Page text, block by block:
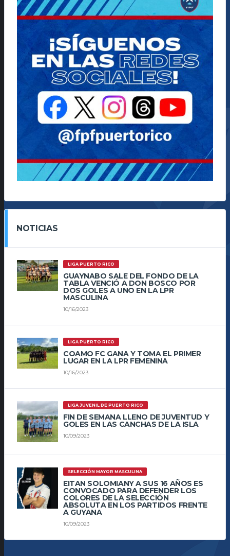
NOTICIAS
LIGA PUERTO RICO
GUAYNABO SALE DEL FONDO DE LA
TABLA VENCIÓ A DON BOSCO POR
DOS GOLES A UNO EN LA LPR
MASCULINA
10/16/2023
LIGA PUERTO RICO
COAMO FC GANA Y TOMA EL PRIMER
LUGAR EN LA LPR FEMENINA
10/16/2023
LIGA JUVENIL DE PUERTO RICO
FIN DE SEMANA LLENO DE JUVENTUD Y
GOLES EN LAS CANCHAS DE LA ISLA
10/09/2023
SELECCIÓN MAYOR MASCULINA
EITAN SOLOMIANY A SUS 16 AÑOS ES
CONVOCADO PARA DEFENDER LOS
COLORES DE LA SELECCIÓN
ABSOLUTA EN LOS PARTIDOS FRENTE
A GUYANA
10/09/2023